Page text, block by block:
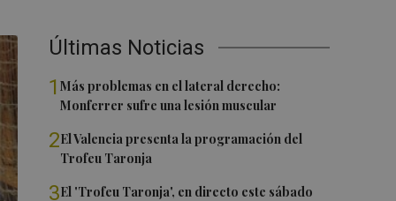
Últimas Noticias
1Más problemas en el lateral derecho:
Monferrer sufre una lesión muscular
2El Valencia presenta la programación del
Trofeu Taronja
3El 'Trofeu Taronja', en directo este sábado